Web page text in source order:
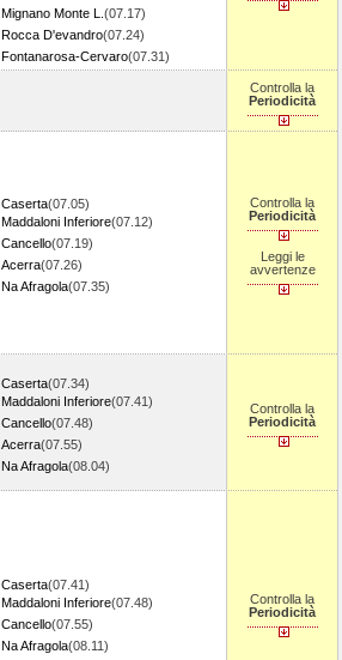
Mignano Monte L. (07.17)
Rocca D'evandro(07.24)
Fontanarosa-Cervaro(07.31)
Controlla la
Periodicità
Caserta(07.05)
Maddaloni Inferiore(07.12)
Cancello(07.19)
Acerra(07.26)
Na Afragola(07.35)
Controlla la
Periodicità
Leggi le
avvertenze
Caserta(07.34)
Maddaloni Inferiore(07.41)
Cancello(07.48)
Acerra(07.55)
Na Afragola(08.04)
Controlla la
Periodicità
Caserta(07.41)
Maddaloni Inferiore(07.48)
Cancello(07.55)
Na Afragola(08.11)
Controlla la
Periodicità